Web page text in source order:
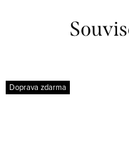
Doprava zdarma